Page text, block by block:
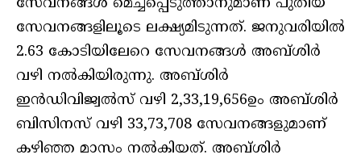
സേവനങ്ങള്‍ മെച്ചപ്പെടുത്താനുമാണ് പുതിയ
സേവനങ്ങളിലൂടെ ലക്ഷ്യമിടുന്നത്. ജനുവരിയില്‍
2.63 കോടിയിലേറെ സേവനങ്ങള്‍ അബ്ശിര്‍
വഴി നല്‍കിയിരുന്നു. അബ്ശിര്‍
ഇന്‍ഡിവിജ്വല്‍സ് വഴി 2,33,19,656ഉം അബ്ശിര്‍
ബിസിനസ് വഴി 33,73,708 സേവനങ്ങളുമാണ്
കഴിഞ്ഞ മാസം നല്‍കിയത്. അബ്ശിര്‍